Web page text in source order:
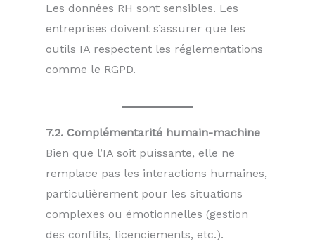
Les données RH sont sensibles. Les
entreprises doivent s’assurer que les
outils IA respectent les réglementations
comme le RGPD.
7.2. Complémentarité humain-machine
Bien que l’IA soit puissante, elle ne
remplace pas les interactions humaines,
particulièrement pour les situations
complexes ou émotionnelles (gestion
des conflits, licenciements, etc.).